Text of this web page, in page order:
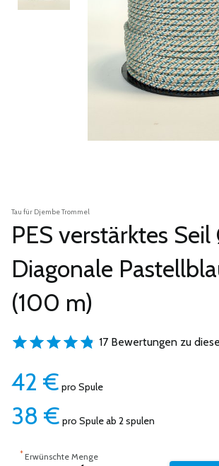
Tau für Djembe Trommel
PES verstärktes
Diagonale
(100 m)
17 Bewertungen zu
42 € pro Spule
38 € pro Spule ab 2 spulen
*Erwünschte Menge